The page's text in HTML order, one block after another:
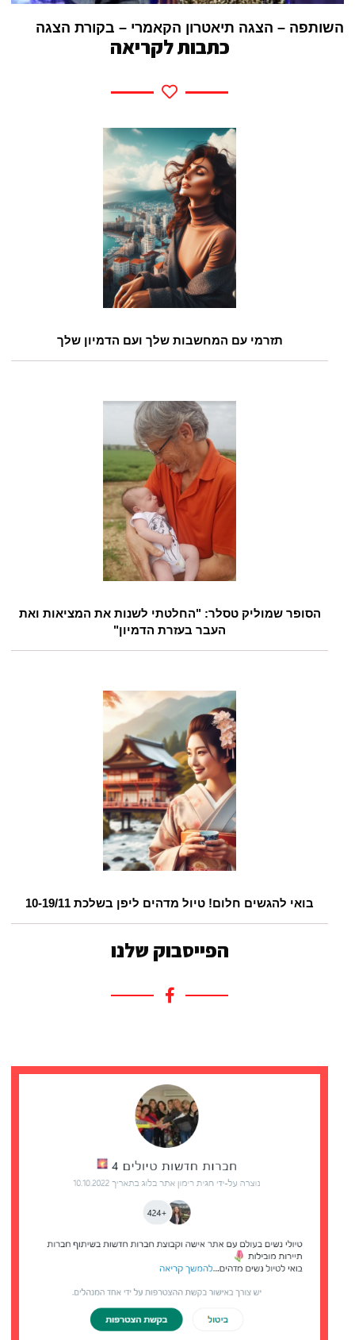
השותפה – הצגה תיאטרון הקאמרי – בקורת הצגה
כתבות לקריאה
תזרמי עם המחשבות שלך ועם הדמיון שלך
הסופר שמוליק טסלר: "החלטתי לשנות את המציאות ואת
העבר בעזרת הדמיון"
בואי להגשים חלום! טיול מדהים ליפן בשלכת 10-19/11
הפייסבוק שלנו